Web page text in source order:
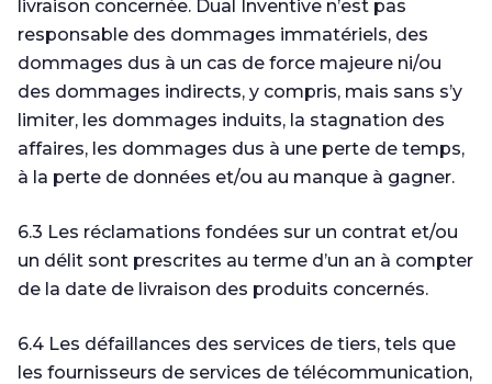
livraison concernée. Dual Inventive n’est pas
responsable des dommages immatériels, des
dommages dus à un cas de force majeure ni/ou
des dommages indirects, y compris, mais sans s’y
limiter, les dommages induits, la stagnation des
affaires, les dommages dus à une perte de temps,
à la perte de données et/ou au manque à gagner.
6.3 Les réclamations fondées sur un contrat et/ou
un délit sont prescrites au terme d’un an à compter
de la date de livraison des produits concernés.
6.4 Les défaillances des services de tiers, tels que
les fournisseurs de services de télécommunication,